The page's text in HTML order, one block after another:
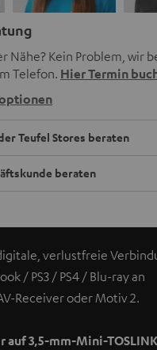
Nähe? Kein Problem, wir
Telefon. Hier Termin
Teufel Stores beraten
beraten
verlustfreie
/ PS3 / PS4 / Blu-ray an
Receiver oder Motiv 2.
auf 3,5-mm-Mini-TOSLINK